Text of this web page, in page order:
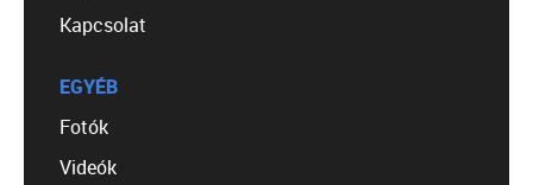
Kapcsolat
EGYÉB
Fotók
Videók